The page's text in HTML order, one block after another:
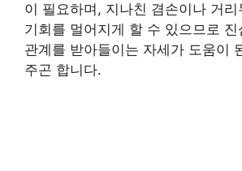
이 필요하며, 지나친 겸손이나 거리
기회를 멀어지게 할 수 있으므로 진
관계를 받아들이는 자세가 도움이
주곤 합니다.